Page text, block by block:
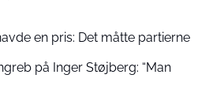
en pris: Det måtte partierne
på Inger Støjberg: “Man